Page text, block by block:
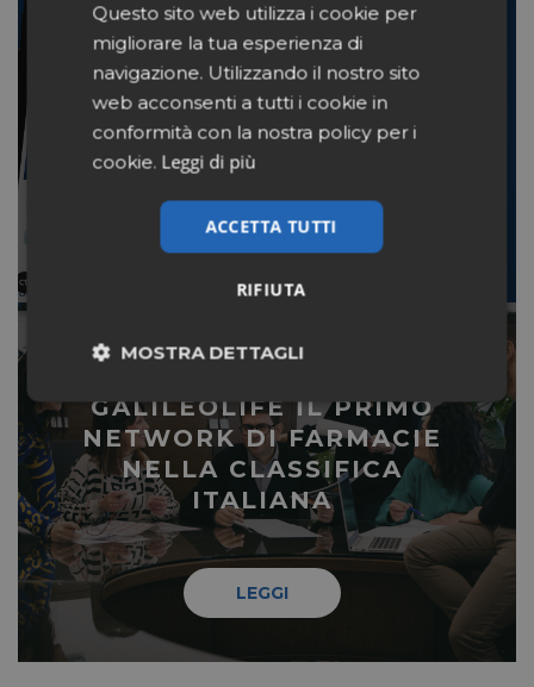
UNICLUB, SUPERATE LE
30MILA RECENSIONI
CERTIFICATE SULLE
FARMACIE ASSOCIATE AL
NETWORK
LEGGI
GALILEOLIFE IL PRIMO
NETWORK DI FARMACIE
NELLA CLASSIFICA
ITALIANA
LEGGI
Questo sito web utilizza i cookie per
migliorare la tua esperienza di
navigazione. Utilizzando il nostro sito
web acconsenti a tutti i cookie in
conformità con la nostra policy per i
cookie. Leggi di più
ACCETTA TUTTI
RIFIUTA
MOSTRA DETTAGLI
Necessari Marketing
Non classificati
Necessari Marketing Non classificati